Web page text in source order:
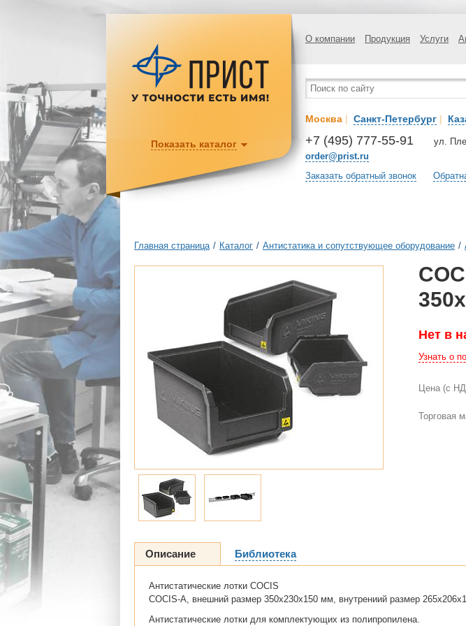
О компании Продукция Услуги
Москва | Санкт-Петербург |
+7 (495) 777-55-91
order@prist.ru
ул.
Заказать обратный звонок
Показать каталог
Главная страница / Каталог / Антистатика и сопутствующее оборудование /
Нет в
Узнать о
Цена (с
Торговая
Описание Библиотека
Антистатические лотки COCIS
COCIS-A, внешний размер 350x230x150 мм, внутрениий размер
Антистатические лотки для комплектующих из полипропилена.